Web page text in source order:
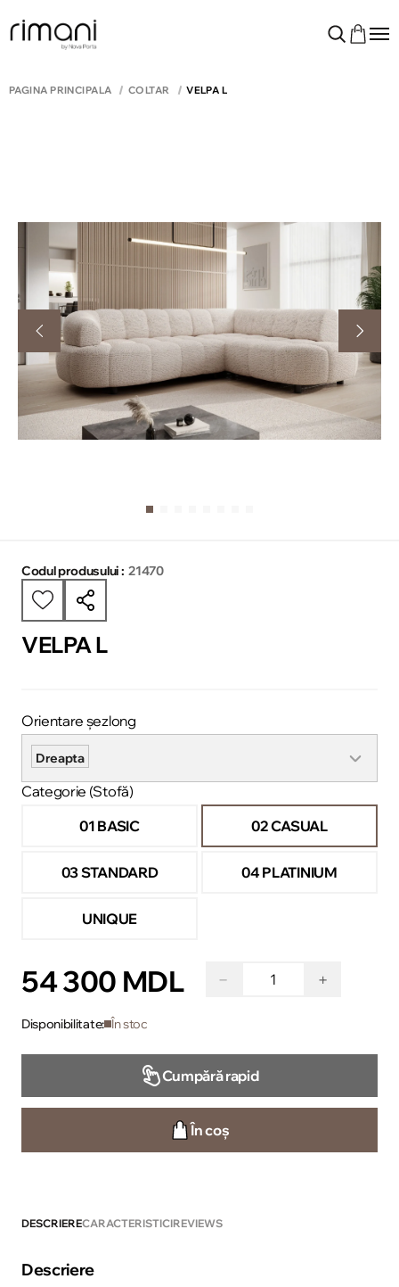
PAGINA PRINCIPALĂ COLTAR VELPA L
Codul produsului : 21470
VELPA L
Orientare șezlong
Dreapta
Categorie (Stofă)
01 BASIC
02 CASUAL
03 STANDARD 04 PLATINIUM
UNIQUE
54 300 MDL − +
Disponibilitate: În stoc
Cumpără rapid
În coș
DESCRIERECARACTERISTICIREVIEWS
Descriere